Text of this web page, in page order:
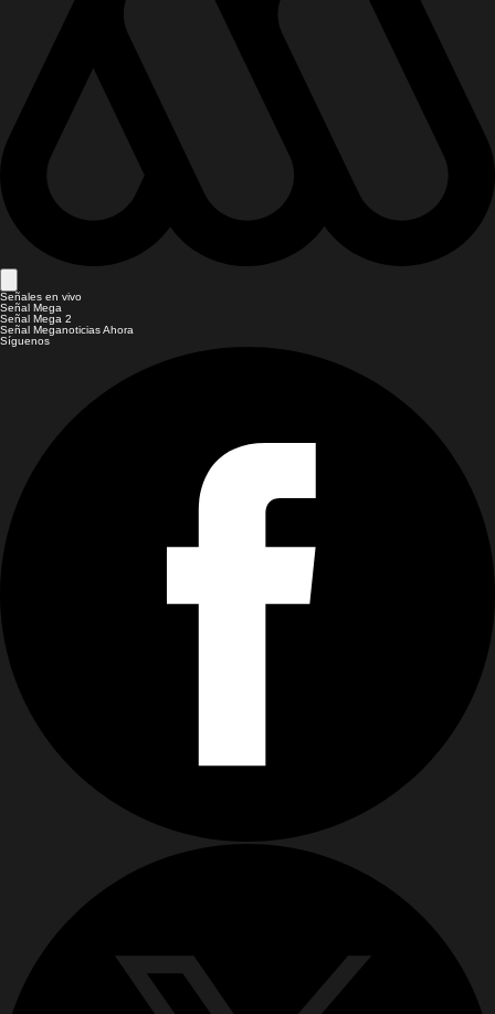
Señales en vivo
Señal Mega
Señal Mega 2
Señal Meganoticias Ahora
Síguenos